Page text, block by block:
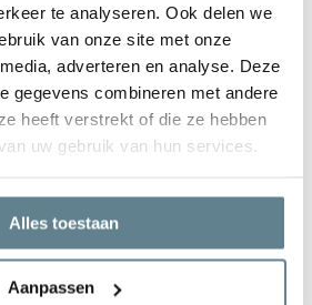
te analyseren. Ook delen we
van onze site met onze
adverteren en analyse. Deze
gegevens combineren met andere
heeft verstrekt of die ze hebben
uw gebruik van hun services.
Alles toestaan
Aanpassen
je klaar
een vraag? Neem contact op met ons